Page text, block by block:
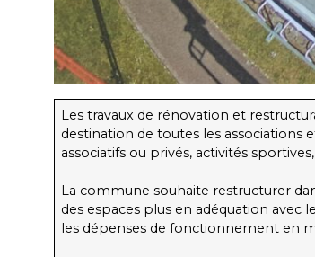
Les travaux de rénovation et
destination de toutes les associations
associatifs ou privés, activités
La commune souhaite restructurer
des espaces plus en adéquation
les dépenses de fonctionnement en